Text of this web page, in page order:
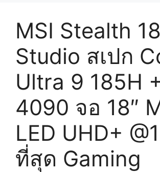
MSI Stealth
Studio สเปก
Ultra 9 185H
4090 จอ 18″
LED UHD+
ที่สุด Gaming